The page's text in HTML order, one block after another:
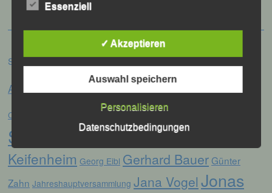
Schlagwörter
Alex Sellner Anna Drexler Anne Schregle
Centa Hollweck Christina Wimmer
Schultz
Frank Schneider
Keifenheim Georg Eibl Gerhard Bauer Günter
Zahn Jahreshauptversammlung Jana Vogel Jonas
Betroffene Person ist jede identifizierte oder
identifizierbare natürliche Person, deren
personenbezogene Daten von dem für die
Verarbeitung Verantwortlichen verarbeitet
werden.
c) Verarbeitung
Verarbeitung ist jeder mit oder ohne Hilfe
automatisierter Verfahren ausgeführte
Vorgang oder jede solche Vorgangsreihe im
Zusammenhang mit personenbezogenen
Essenziell
✓ Akzeptieren
Auswahl speichern
Personalisieren
Datenschutzbedingungen